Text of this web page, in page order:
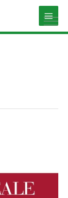
Main